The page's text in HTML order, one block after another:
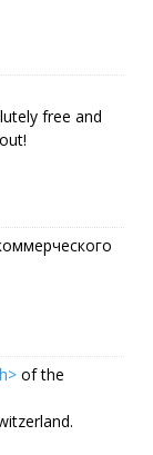
free and
of the